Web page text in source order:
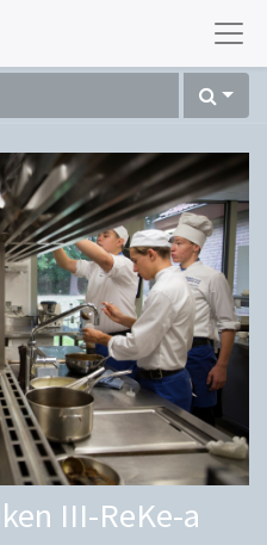
III-ReKe-a